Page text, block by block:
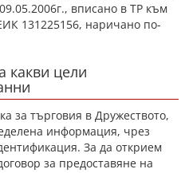
вписано в ТР към
131225156, наричано по-
какви цели
за търговия в Дружеството,
информация, чрез
За да открием
за предоставяне на